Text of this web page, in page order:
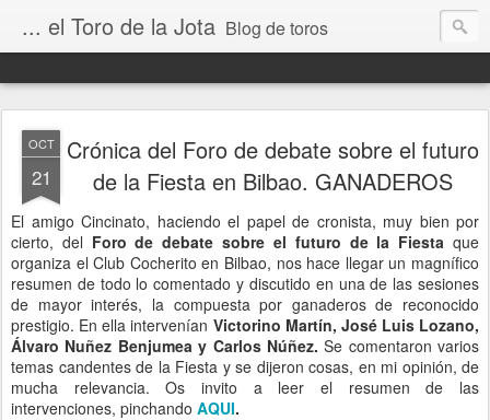
... el Toro de la Jota Blog de toros
OCT
21
Crónica del Foro de debate sobre el futuro
de la Fiesta en Bilbao. GANADEROS
El amigo Cincinato, haciendo el papel de cronista, muy bien por
cierto, del Foro de debate sobre el futuro de la Fiestaque
organiza el Club Cocherito en Bilbao, nos hace llegar un magnífico
resumen de todo lo comentado y discutido en una de las sesiones
de mayor interés, la compuesta por ganaderos de reconocido
prestigio. En ella intervenían Victorino Martín, José Luis Lozano,
Álvaro Nuñez Benjumea y Carlos Núñez. Se comentaron varios
temas candentes de la Fiesta y se dijeron cosas, en mi opinión, de
mucha relevancia. Os invito a leer el resumen de las
intervenciones, pinchando AQUI.